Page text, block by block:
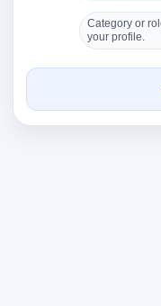
Category or
your profile.